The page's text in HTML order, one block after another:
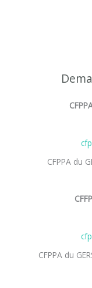
CFPPA du
CFPPA du